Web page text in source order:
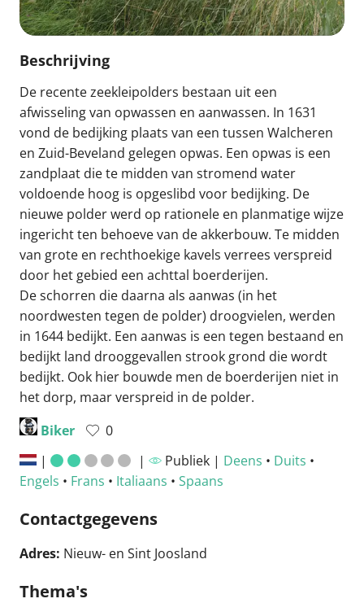
Beschrijving
De recente zeekleipolders bestaan uit een
afwisseling van opwassen en aanwassen. In 1631
vond de bedijking plaats van een tussen Walcheren
en Zuid-Beveland gelegen opwas. Een opwas is een
zandplaat die te midden van stromend water
voldoende hoog is opgeslibd voor bedijking. De
nieuwe polder werd op rationele en planmatige wijze
ingericht ten behoeve van de akkerbouw. Te midden
van grote en rechthoekige kavels ver­rees verspreid
door het gebied een achttal boerde­rijen.
De schorren die daarna als aanwas (in het
noordwesten tegen de polder) droogvielen, werden
in 1644 bedijkt. Een aanwas is een tegen bestaand en
bedijkt land droog­gevallen strook grond die wordt
bedijkt. Ook hier bouwde men de boerderijen niet in
het dorp, maar verspreid in de polder.
Biker
0
|
| Publiek | Deens • Duits •
Engels • Frans • Italiaans • Spaans
Contactgegevens
Adres: Nieuw- en Sint Joosland
Thema's